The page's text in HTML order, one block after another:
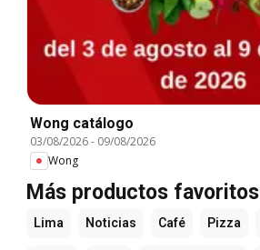
Wong catálogo
03/08/2026- 09/08/2026
Wong
Más productos favoritos
Lima Noticias Café Pizza